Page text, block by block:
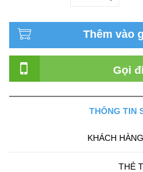
Thêm vào
Gọi
THÔNG TIN
KHÁCH
THẺ